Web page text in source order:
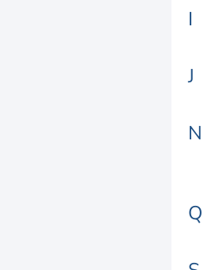
I
J
N
Q